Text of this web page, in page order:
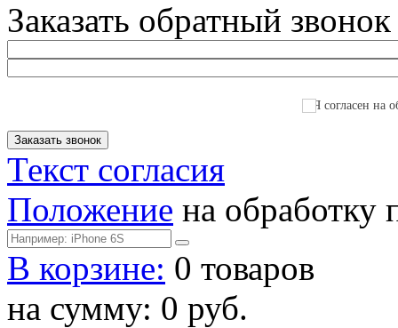
Заказать обратный звонок
Я согласен на
Текст согласия
Положение на обработку
В корзине: 0 товаров
на сумму: 0 руб.